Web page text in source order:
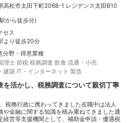
高松市太田下町2068-1 レジデンス太田B10
から徒歩分)
セス
より徒歩20分
分野・得意業種
理士 節税 税務調査 飲食 流通・小売
建築 IT・インターネット 製造
を活かし、税務調査について親切丁寧
税務行政に携わってきました在職中は法人
や金融に関する知識を積み重ねてきました通
経営等支援機関として、補助金申請・優遇税